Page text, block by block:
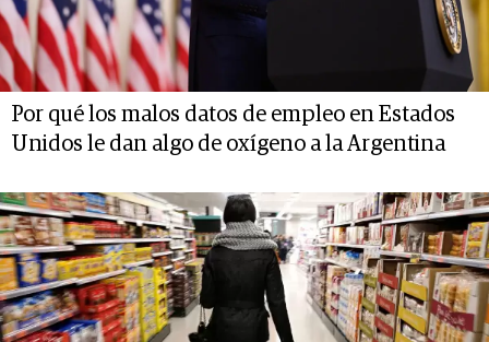
Por qué los malos datos de empleo en Estados
Unidos le dan algo de oxígeno a la Argentina